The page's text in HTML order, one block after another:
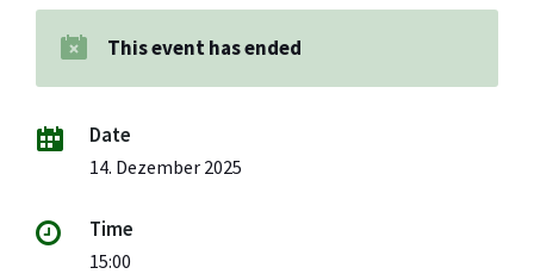
This event has ended
Date
14. Dezember 2025
Time
15:00